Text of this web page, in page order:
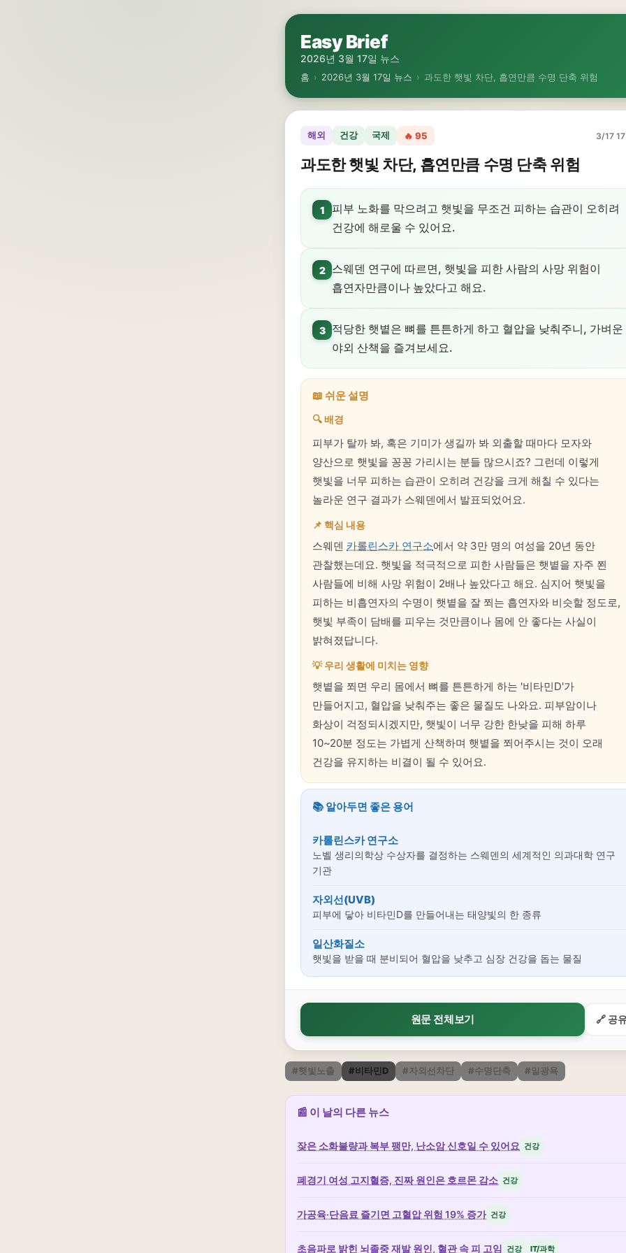
Easy Brief
2026년 3월 17일 뉴스
홈 › 2026년 3월 17일 뉴스 › 과도한 햇빛 차단, 흡연만큼 수명 단축 위험
해외 건강 국제 🔥 95 3/17
과도한 햇빛 차단, 흡연만큼 수명 단축 위험
1
피부 노화를 막으려고 햇빛을 무조건 피하는 습관이 오히려
건강에 해로울 수 있어요.
2
스웨덴 연구에 따르면, 햇빛을 피한 사람의 사망 위험이
흡연자만큼이나 높았다고 해요.
3
적당한 햇볕은 뼈를 튼튼하게 하고 혈압을 낮춰주니, 가벼운
야외 산책을 즐겨보세요.
📖 쉬운 설명
🔍 배경
피부가 탈까 봐, 혹은 기미가 생길까 봐 외출할 때마다 모자와
양산으로 햇빛을 꽁꽁 가리시는 분들 많으시죠? 그런데 이렇게
햇빛을 너무 피하는 습관이 오히려 건강을 크게 해칠 수 있다는
놀라운 연구 결과가 스웨덴에서 발표되었어요.
📌 핵심 내용
스웨덴 카롤린스카 연구소에서 약 3만 명의 여성을 20년 동안
관찰했는데요. 햇빛을 적극적으로 피한 사람들은 햇볕을 자주 쬔
사람들에 비해 사망 위험이 2배나 높았다고 해요. 심지어 햇빛을
피하는 비흡연자의 수명이 햇볕을 잘 쬐는 흡연자와 비슷할 정도로,
햇빛 부족이 담배를 피우는 것만큼이나 몸에 안 좋다는 사실이
밝혀졌답니다.
💡 우리 생활에 미치는 영향
햇볕을 쬐면 우리 몸에서 뼈를 튼튼하게 하는 '비타민D'가
만들어지고, 혈압을 낮춰주는 좋은 물질도 나와요. 피부암이나
화상이 걱정되시겠지만, 햇빛이 너무 강한 한낮을 피해 하루
10~20분 정도는 가볍게 산책하며 햇볕을 쬐어주시는 것이 오래
건강을 유지하는 비결이 될 수 있어요.
📚 알아두면 좋은 용어
카롤린스카 연구소
노벨 생리의학상 수상자를 결정하는 스웨덴의 세계적인 의과대학 연구
기관
자외선(UVB)
피부에 닿아 비타민D를 만들어내는 태양빛의 한 종류
일산화질소
햇빛을 받을 때 분비되어 혈압을 낮추고 심장 건강을 돕는 물질
원문 전체보기 🔗 공
#햇빛노출 #비타민D #자외선차단 #수명단축 #일광욕
📰 이 날의 다른 뉴스
잦은 소화불량과 복부 팽만, 난소암 신호일 수 있어요 건강
폐경기 여성 고지혈증, 진짜 원인은 호르몬 감소 건강
가공육·단음료 즐기면 고혈압 위험 19% 증가 건강
초음파로 밝힌 뇌졸중 재발 원인, 혈관 속 피 고임 건강 IT/과학